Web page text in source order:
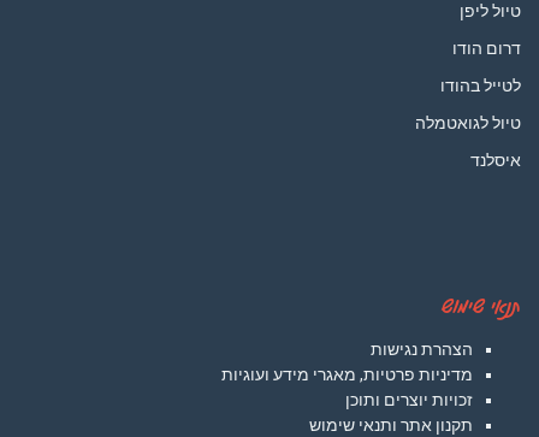
טיול ליפן
דרום הודו
לטייל בהודו
טיול לגואטמלה
איסלנד
תנאי שימוש
הצהרת נגישות
מדיניות פרטיות, מאגרי מידע ועוגיות
זכויות יוצרים ותוכן
תקנון אתר ותנאי שימוש